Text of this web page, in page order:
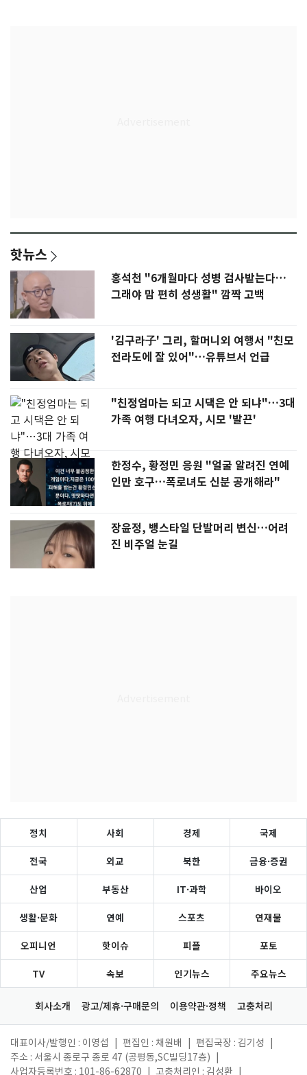
핫뉴스
홍석천 "6개월마다 성병 검사받는다…
그래야 맘 편히 성생활" 깜짝 고백
'김구라子' 그리, 할머니외 여행서 "친모
전라도에 잘 있어"…유튜브서 언급
"친정엄마는 되고 시댁은 안 되냐"…3대
가족 여행 다녀오자, 시모 '발끈'
한정수, 황정민 응원 "얼굴 알려진 연예
인만 호구…폭로녀도 신분 공개해라"
장윤정, 뱅스타일 단발머리 변신…어려
진 비주얼 눈길
정치 사회 경제 국제
전국 외교 북한 금융·증권
산업 부동산 IT·과학 바이오
생활·문화 연예 스포츠 연재물
오피니언 핫이슈 피플 포토
TV 속보 인기뉴스 주요뉴스
회사소개 광고/제휴·구매문의 이용약관·정책 고충처리
대표이사/발행인 : 이영섭 편집인 : 채원배 편집국장 : 김기성
주소 : 서울시 종로구 종로 47 (공평동,SC빌딩17층)
사업자등록번호 : 101-86-62870
고충처리인 : 김성환